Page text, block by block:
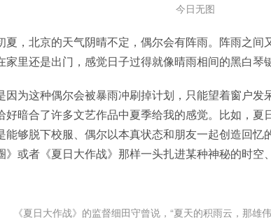
今日无图
夏，北京的天气阴晴不定，偶尔会有阵雨。阵雨之间
家里还是出门，感觉日子过得就像晴雨相间的黑白琴键
因为这种偶尔会被暴雨冲刷掉计划，只能望着窗户发
好暗合了许多文艺作品中夏季给我的感觉。比如，夏
能够脱下校服、偶尔以本真状态和朋友一起创造回忆
》或者《夏日大作战》那样一头扎进某种神秘的时
《夏日大作战》的监督细田守曾说，“夏天的积雨云，那雄伟